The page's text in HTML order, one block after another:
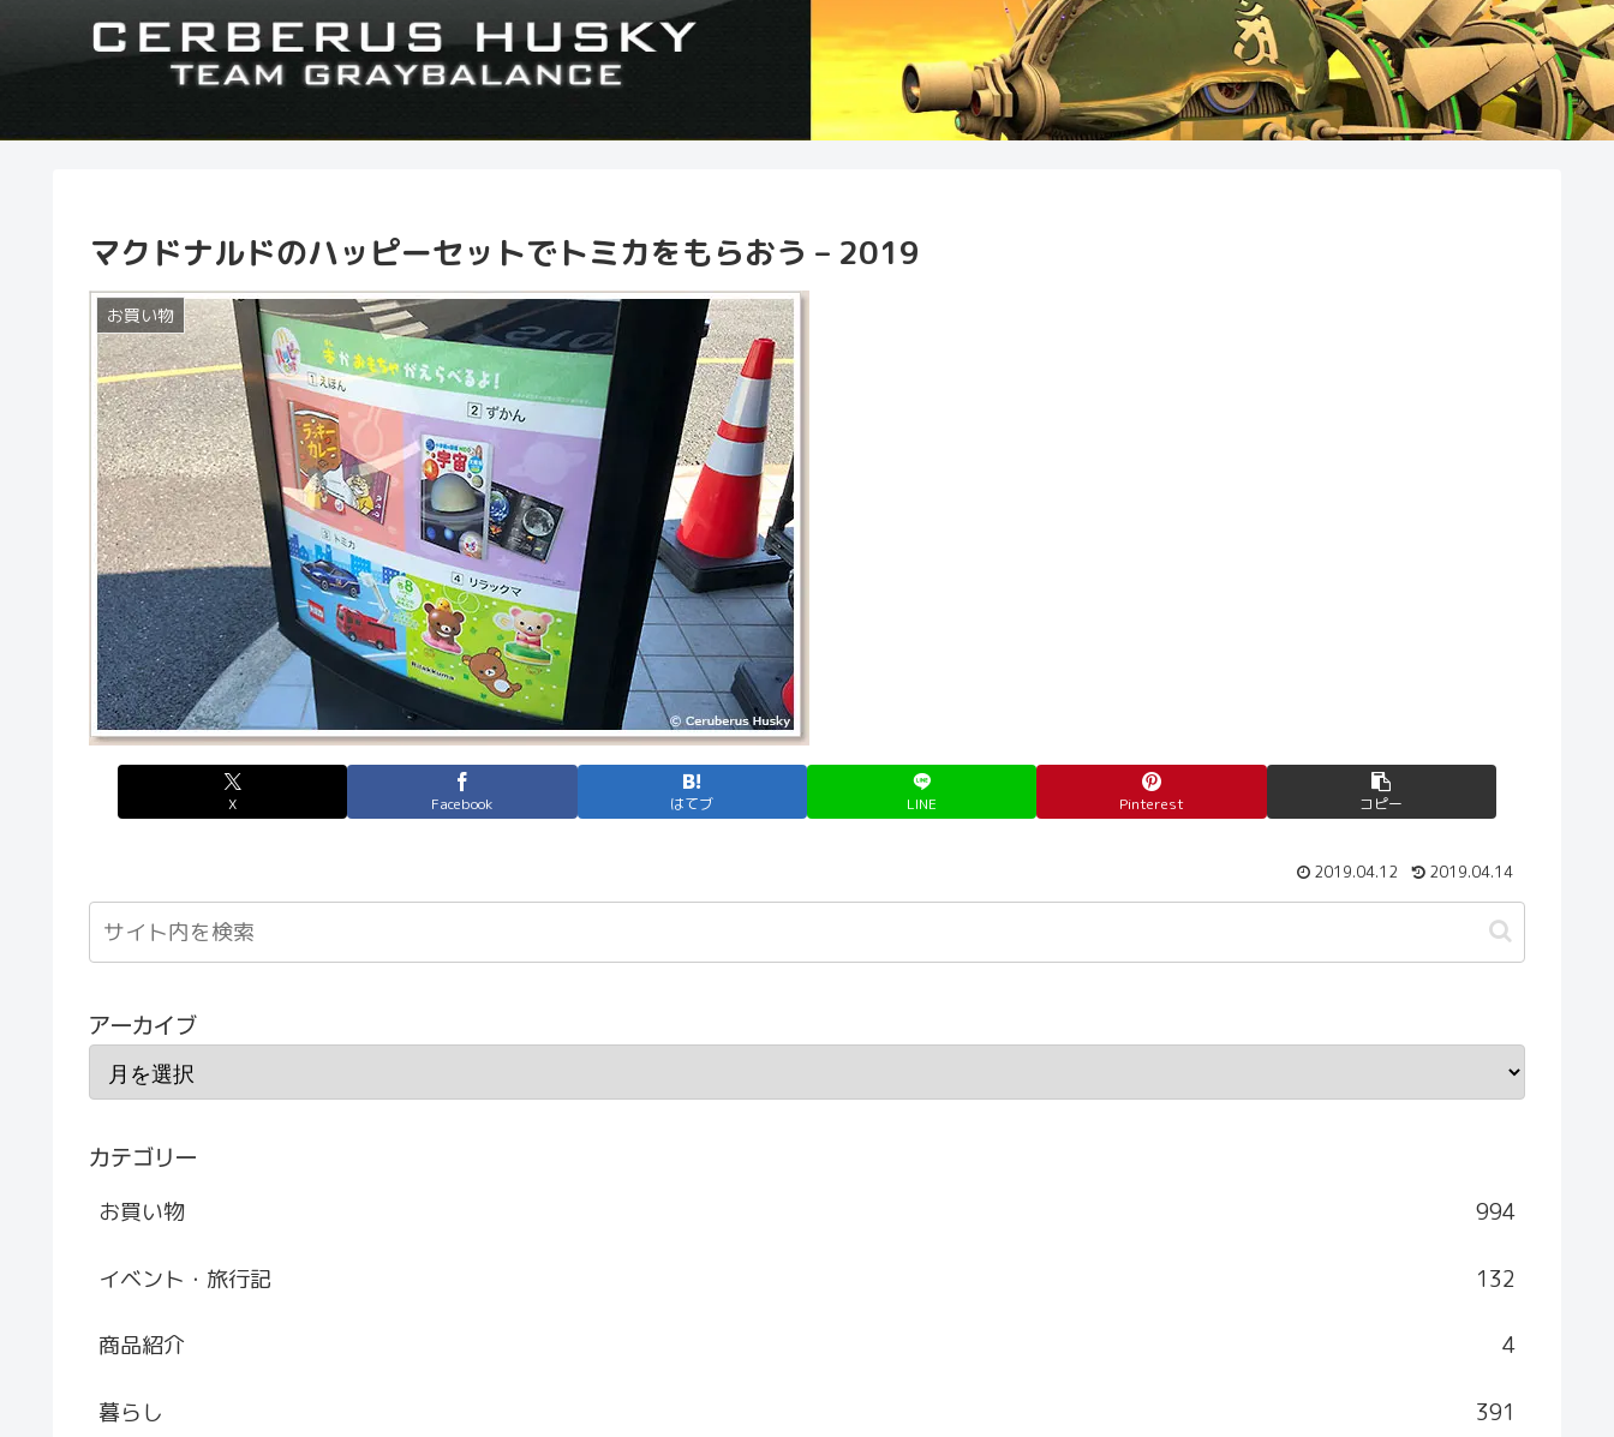
マクドナルドのハッピーセットでトミカをもらおう – 2019
お買い物
X Facebook はてブ LINE Pinterest コピー
2019.04.12 2019.04.14
アーカイブ
カテゴリー
お買い物 994
イベント・旅行記 132
商品紹介 4
暮らし 391